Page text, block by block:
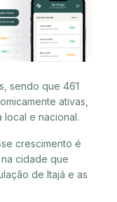
sendo que 461
ativas,
local e nacional.
crescimento é
cidade que
de Itajá e as